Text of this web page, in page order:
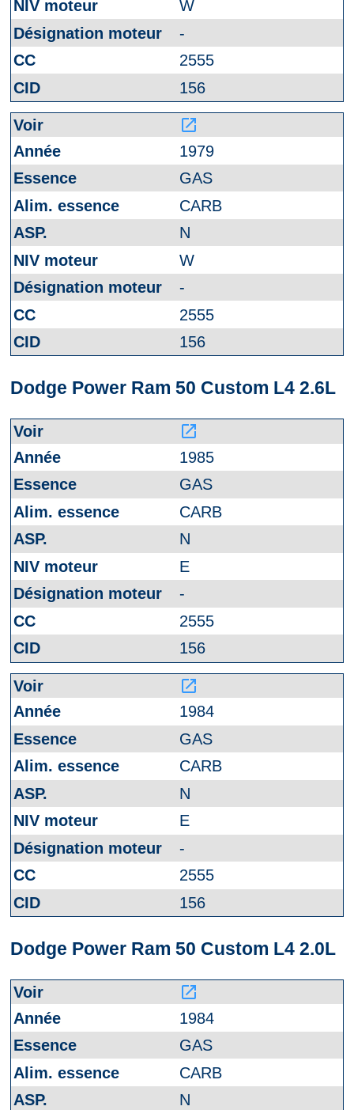
W
-
2555
156
launch
1979
GAS
CARB
N
W
-
2555
156
Dodge Power Ram 50 Custom L4 2.6L
launch
1985
GAS
CARB
N
E
-
2555
156
launch
1984
GAS
CARB
N
E
-
2555
156
Dodge Power Ram 50 Custom L4 2.0L
launch
1984
GAS
CARB
N